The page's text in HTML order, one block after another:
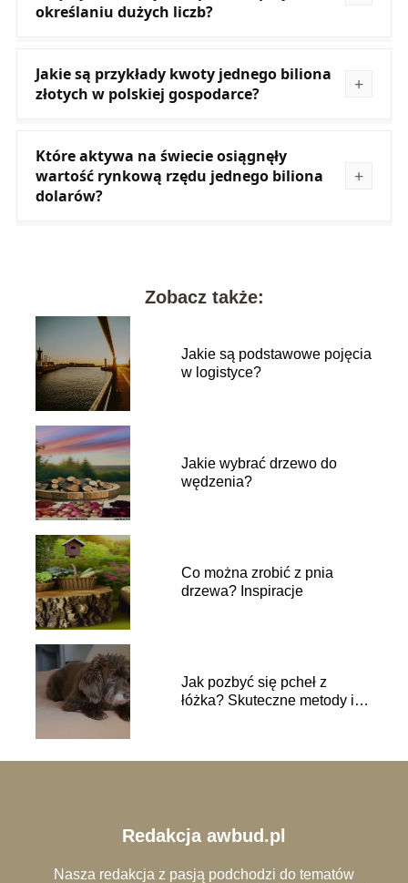
określaniu dużych liczb?
Jakie są przykłady kwoty jednego biliona
złotych w polskiej gospodarce?
Które aktywa na świecie osiągnęły
wartość rynkową rzędu jednego biliona
dolarów?
Zobacz także:
Jakie są podstawowe pojęcia
w logistyce?
Jakie wybrać drzewo do
wędzenia?
Co można zrobić z pnia
drzewa? Inspiracje
Jak pozbyć się pcheł z
łóżka? Skuteczne metody i
Redakcja awbud.pl
Nasza redakcja z pasją podchodzi do tematów